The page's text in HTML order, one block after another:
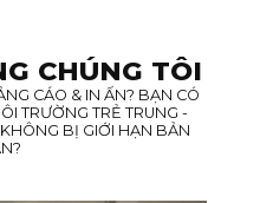
CHÚNG TÔI
CÁO & IN ẤN? BẠN CÓ
TRƯỜNG TRẺ TRUNG -
BỊ GIỚI HẠN BẢN